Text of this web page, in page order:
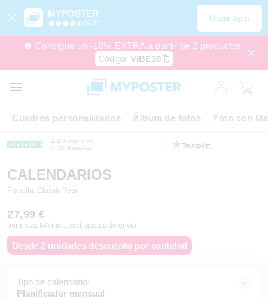
MYPOSTER
(4,6) Usar app
🪩 Consigue un -10% EXTRA a partir de 2 productos.
Código: VIBE10
Cuadros personalizados Álbum de fotos Foto con
4.4
basado en
3420 Reseñas
CALENDARIOS
Plantilla: Classic Year
27,99 €
por pieza IVA incl., excl. gastos de envío
Desde 2 unidades descuento por cantidad
Tipo de calendario:
Planificador mensual